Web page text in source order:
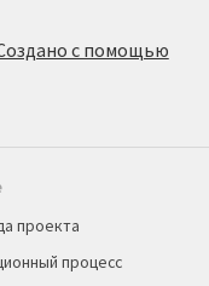
с помощью
проекта
процесс